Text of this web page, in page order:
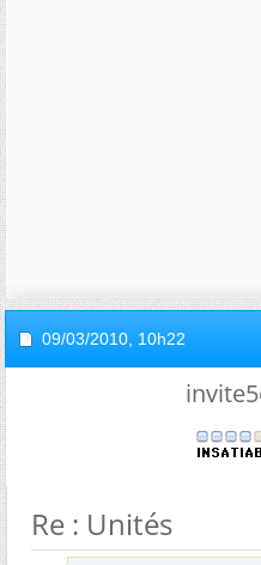
09/03/2010, 10h22
Re : Unités